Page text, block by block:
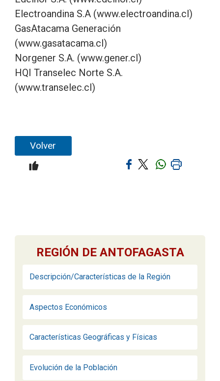
Electroandina S.A (www.electroandina.cl)
GasAtacama Generación
(www.gasatacama.cl)
Norgener S.A. (www.gener.cl)
HQI Transelec Norte S.A.
(www.transelec.cl)
Volver
REGIÓN DE ANTOFAGASTA
Descripción/Características de la Región
Aspectos Económicos
Características Geográficas y Físicas
Evolución de la Población